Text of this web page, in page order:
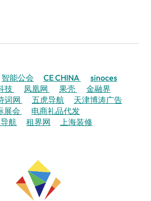
智能公会 CE CHINA
sinoces
技 凤凰网 果壳
金融界
词网 五虎导航
天津博涛广告
展会
电商礼品代发
航 租界网 上海装修